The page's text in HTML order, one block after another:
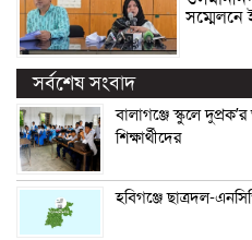
সর্বশেষ সংবাদ
বালাগঞ্জে স্কুলে
শিক্ষার্থীদের
হবিগঞ্জে ছাত্রদল-